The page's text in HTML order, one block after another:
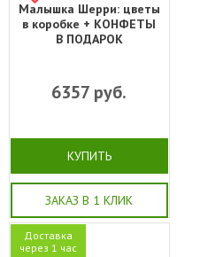
Малышка Шерри: цветы
в коробке + КОНФЕТЫ
В ПОДАРОК
6357 руб.
КУПИТЬ
ЗАКАЗ В 1 КЛИК
Доставка
через 1 час